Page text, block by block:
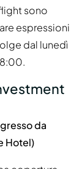
sono
espressioni
dal lunedì
da
Hotel)